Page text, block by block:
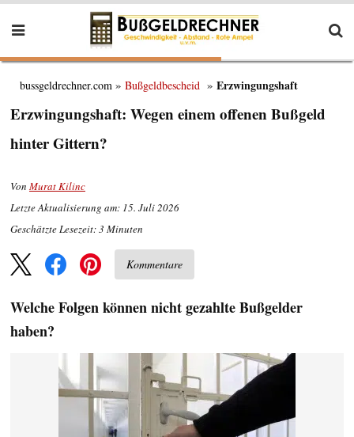
bussgeldrechner.com Bußgeldbescheid Erzwingungshaft
Erzwingungshaft: Wegen einem offenen Bußgeld
hinter Gittern?
Von Murat Kilinc
Letzte Aktualisierung am: 15. Juli 2026
Geschätzte Lesezeit:3 Minuten
Kommentare
Welche Folgen können nicht gezahlte Bußgelder
haben?